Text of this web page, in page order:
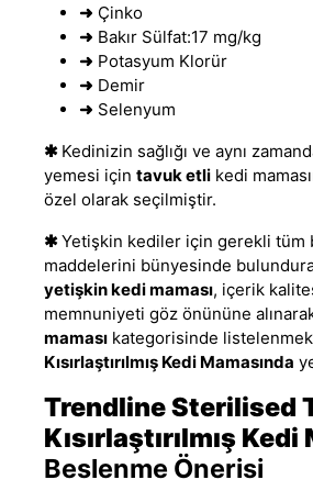
➜ Çinko
➜ Bakır Sülfat:17 mg/kg
➜ Potasyum Klorür
➜ Demir
➜ Selenyum
✱ Kedinizin sağlığı ve aynı
yemesi için tavuk etli kedi
özel olarak seçilmiştir.
✱Yetişkin kediler için gerekli tüm
maddelerini bünyesinde
yetişkin kedi maması, içerik
memnuniyeti göz önününe
maması kategorisinde
Kısırlaştırılmış Kedi Mamasında
TrendlineSterilised
Kısırlaştırılmış Kedi
Beslenme Önerisi